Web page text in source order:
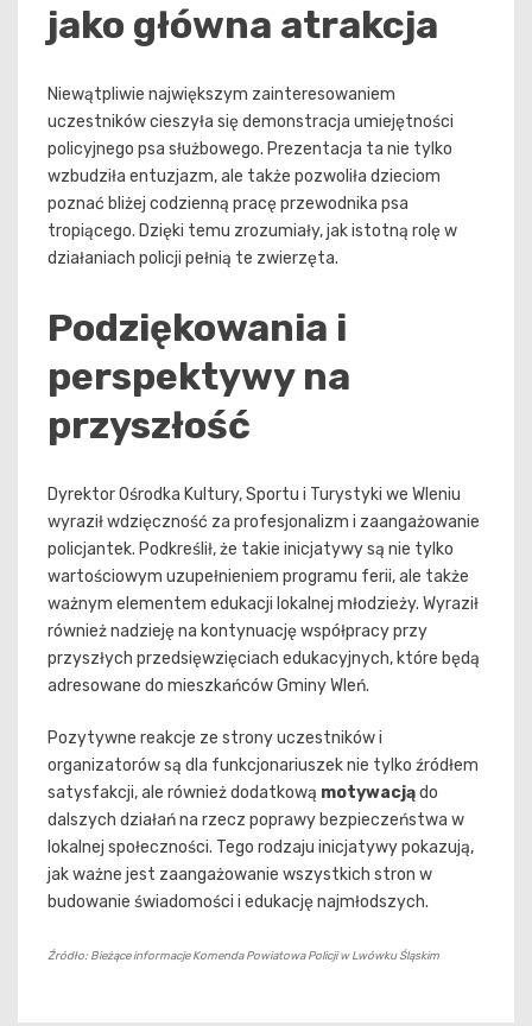
jako główna atrakcja
Niewątpliwie największym zainteresowaniem
uczestników cieszyła się demonstracja umiejętności
policyjnego psa służbowego. Prezentacja ta nie tylko
wzbudziła entuzjazm, ale także pozwoliła dzieciom
poznać bliżej codzienną pracę przewodnika psa
tropiącego. Dzięki temu zrozumiały, jak istotną rolę w
działaniach policji pełnią te zwierzęta.
Podziękowania i
perspektywy na
przyszłość
Dyrektor Ośrodka Kultury, Sportu i Turystyki we Wleniu
wyraził wdzięczność za profesjonalizm i zaangażowanie
policjantek. Podkreślił, że takie inicjatywy są nie tylko
wartościowym uzupełnieniem programu ferii, ale także
ważnym elementem edukacji lokalnej młodzieży. Wyraził
również nadzieję na kontynuację współpracy przy
przyszłych przedsięwzięciach edukacyjnych, które będą
adresowane do mieszkańców Gminy Wleń.
Pozytywne reakcje ze strony uczestników i
organizatorów są dla funkcjonariuszek nie tylko źródłem
satysfakcji, ale również dodatkową motywacjądo
dalszych działań na rzecz poprawy bezpieczeństwa w
lokalnej społeczności. Tego rodzaju inicjatywy pokazują,
jak ważne jest zaangażowanie wszystkich stron w
budowanie świadomości i edukację najmłodszych.
Źródło: Bieżące informacje Komenda Powiatowa Policji w Lwówku Śląskim